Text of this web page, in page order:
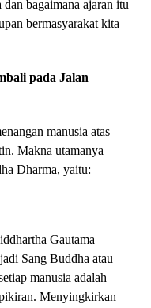
bagaimana ajaran itu
bermasyarakat kita
pada Jalan
manusia atas
Makna utamanya
Dharma, yaitu:
Gautama
Sang Buddha atau
manusia adalah
Menyingkirkan